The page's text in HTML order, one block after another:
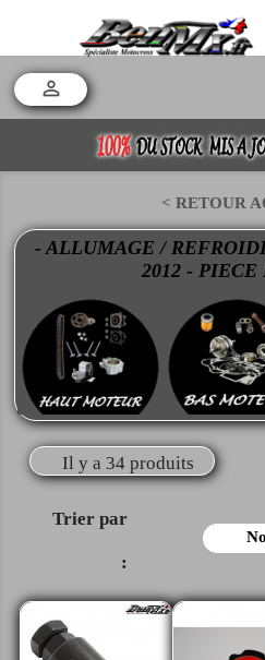

< RETOUR
- ALLUMAGE /
2012 - PIECE
Il y a 34 produits
Trier par
: